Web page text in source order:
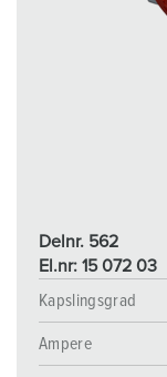
Delnr. 562
El.nr: 15 072 03
Kapslingsgrad
Ampere